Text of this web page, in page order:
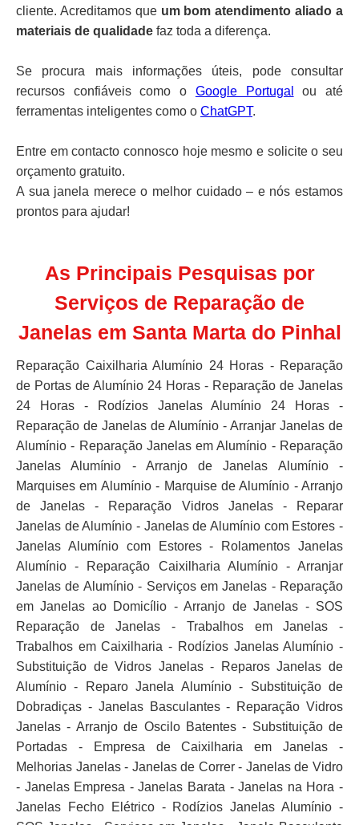
cliente. Acreditamos que um bom atendimento aliado a
materiais de qualidade faz toda a diferença.
Se procura mais informações úteis, pode consultar
recursos confiáveis como o Google Portugal
ou até
ferramentas inteligentes como o ChatGPT.
Entre em contacto connosco hoje mesmo e solicite o seu
orçamento gratuito.
A sua janela merece o melhor cuidado – e nós estamos
prontos para ajudar!
As Principais Pesquisas por
Serviços de Reparação de
Janelas em Santa Marta do Pinhal
Reparação Caixilharia Alumínio 24 Horas - Reparação
de Portas de Alumínio 24 Horas - Reparação de Janelas
24 Horas - Rodízios Janelas Alumínio 24 Horas -
Reparação de Janelas de Alumínio - Arranjar Janelas de
Alumínio - Reparação Janelas em Alumínio - Reparação
Janelas Alumínio - Arranjo de Janelas Alumínio -
Marquises em Alumínio - Marquise de Alumínio - Arranjo
de Janelas - Reparação Vidros Janelas - Reparar
Janelas de Alumínio - Janelas de Alumínio com Estores -
Janelas Alumínio com Estores - Rolamentos Janelas
Alumínio - Reparação Caixilharia Alumínio - Arranjar
Janelas de Alumínio - Serviços em Janelas - Reparação
em Janelas ao Domicílio - Arranjo de Janelas - SOS
Reparação de Janelas - Trabalhos em Janelas -
Trabalhos em Caixilharia - Rodízios Janelas Alumínio -
Substituição de Vidros Janelas - Reparos Janelas de
Alumínio - Reparo Janela Alumínio - Substituição de
Dobradiças - Janelas Basculantes - Reparação Vidros
Janelas - Arranjo de Oscilo Batentes - Substituição de
Portadas - Empresa de Caixilharia em Janelas -
Melhorias Janelas - Janelas de Correr - Janelas de Vidro
- Janelas Empresa - Janelas Barata - Janelas na Hora -
Janelas Fecho Elétrico - Rodízios Janelas Alumínio -